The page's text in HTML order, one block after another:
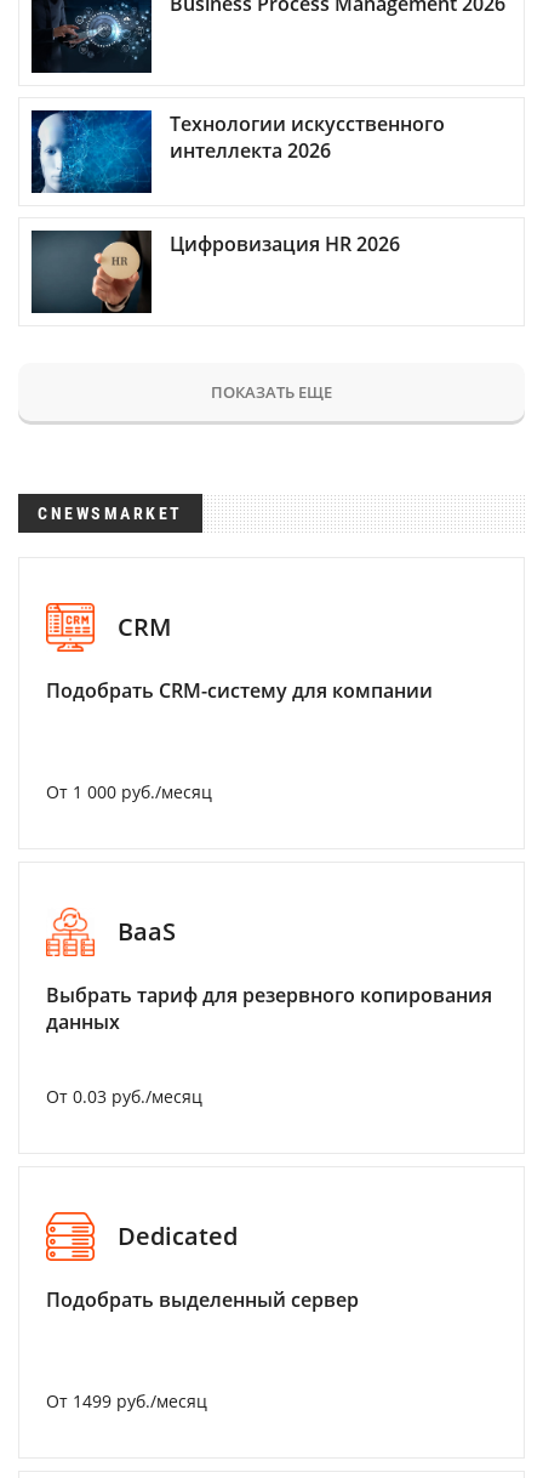
Технологии искусственного
интеллекта 2026
Цифровизация HR 2026
ПОКАЗАТЬ ЕЩЕ
CNEWSMARKET
CRM
Подобрать CRM-систему для компании
От 1 000 руб./месяц
BaaS
Выбрать тариф для резервного копирования
данных
От 0.03 руб./месяц
Dedicated
Подобрать выделенный сервер
От 1499 руб./месяц